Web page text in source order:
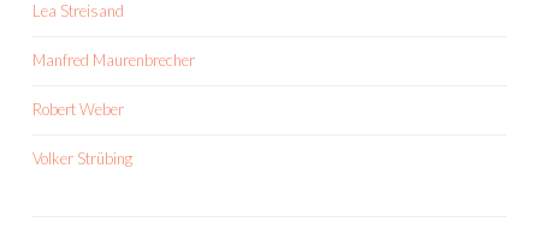
Lea Streisand
Manfred Maurenbrecher
Robert Weber
Volker Strübing